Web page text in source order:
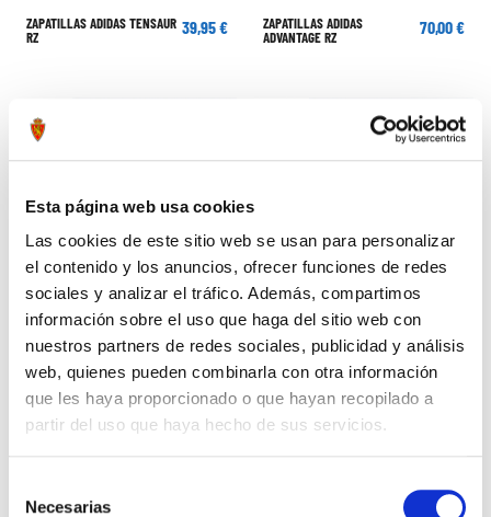
Esta página web usa cookies
Las cookies de este sitio web se usan para personalizar
el contenido y los anuncios, ofrecer funciones de redes
sociales y analizar el tráfico. Además, compartimos
información sobre el uso que haga del sitio web con
nuestros partners de redes sociales, publicidad y análisis
web, quienes pueden combinarla con otra información
que les haya proporcionado o que hayan recopilado a
partir del uso que haya hecho de sus servicios.
Necesarias
ZAPATILLAS ADIDAS TENSAUR
RZ
39,95 €
ZAPATILLAS ADIDAS
ADVANTAGE RZ
70,00 €
109,95 €